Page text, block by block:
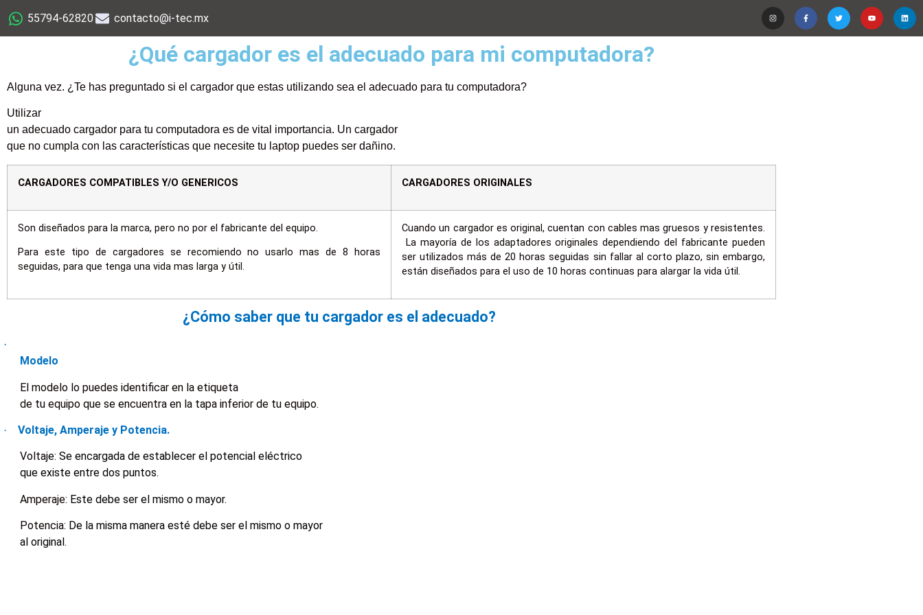
55794-62820 contacto@i-tec.mx
¿Qué cargador es el adecuado para mi computadora?
Alguna vez. ¿Te has preguntado si el cargador que estas utilizando sea el adecuado para tu computadora?
Utilizar
un adecuado cargador para tu computadora es de vital importancia. Un cargador
que no cumpla con las características que necesite tu laptop puedes ser dañino.
CARGADORES COMPATIBLES Y/O GENERICOS CARGADORES ORIGINALES
Son diseñados para la marca, pero no por el fabricante del equipo.
Para este tipo de cargadores se recomiendo no usarlo mas de 8 horas
seguidas, para que tenga una vida mas larga y útil.
Cuando un cargador es original, cuentan con cables mas gruesos y resistentes.
La mayoría de los adaptadores originales dependiendo del fabricante pueden
ser utilizados más de 20 horas seguidas sin fallar al corto plazo, sin embargo,
están diseñados para el uso de 10 horas continuas para alargar la vida útil.
¿Cómo saber que tu cargador es el adecuado?
·
Modelo
El modelo lo puedes identificar en la etiqueta
de tu equipo que se encuentra en la tapa inferior de tu equipo.
· Voltaje, Amperaje y Potencia.
Voltaje: Se encargada de establecer el potencial eléctrico
que existe entre dos puntos.
Amperaje: Este debe ser el mismo o mayor.
Potencia: De la misma manera esté debe ser el mismo o mayor
al original.